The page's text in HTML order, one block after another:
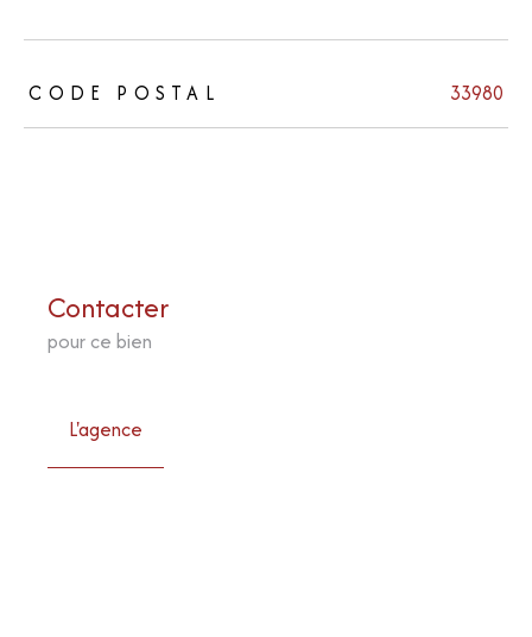
TRAD_ZEPHYR_Caracteristique
CODE POSTAL 33980
Contacter
pour ce bien
L'agence